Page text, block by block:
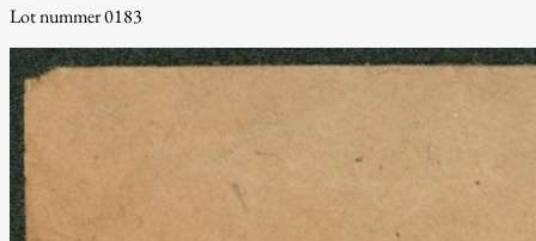
Lot nummer 0183